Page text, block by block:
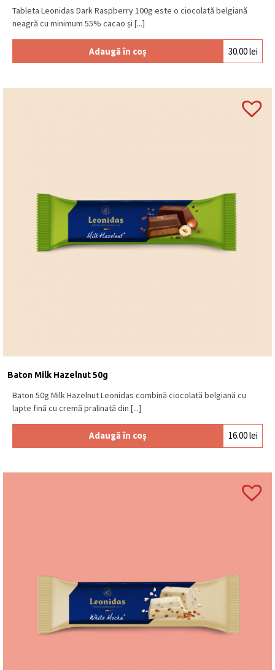
Tableta Leonidas Dark Raspberry 100g este o ciocolată belgiană
neagră cu minimum 55% cacao și [...]
Adaugă în coș 30.00lei
Baton Milk Hazelnut 50g
Baton 50g Milk Hazelnut Leonidas combină ciocolată belgiană cu
lapte fină cu cremă pralinată din [...]
Adaugă în coș 16.00lei